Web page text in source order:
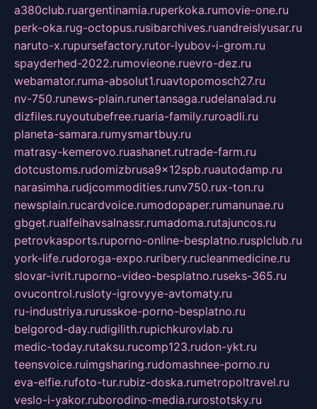
a380club.ruargentinamia.ruperkoka.rumovie-one.ru
perk-oka.rug-octopus.rusibarchives.ruandreislyusar.ru
naruto-x.rupursefactory.rutor-lyubov-i-grom.ru
spayderhed-2022.rumovieone.ruevro-dez.ru
webamator.ruma-absolut1.ruavtopomosch27.ru
nv-750.runews-plain.runertansaga.rudelanalad.ru
dizfiles.ruyoutubefree.ruaria-family.ruroadli.ru
planeta-samara.rumysmartbuy.ru
matrasy-kemerovo.ruashanet.rutrade-farm.ru
dotcustoms.rudomizbrusa9x12spb.ruautodamp.ru
narasimha.rudjcommodities.runv750.rux-ton.ru
newsplain.rucardvoice.rumodopaper.rumanunae.ru
gbget.rualfeihavsalnassr.rumadoma.rutajuncos.ru
petrovkasports.ruporno-online-besplatno.rusplclub.ru
york-life.rudoroga-expo.ruribery.rucleanmedicine.ru
slovar-ivrit.ruporno-video-besplatno.ruseks-365.ru
ovucontrol.rusloty-igrovyye-avtomaty.ru
ru-industriya.rurusskoe-porno-besplatno.ru
belgorod-day.rudigilith.rupichkurovlab.ru
medic-today.rutaksu.rucomp123.rudon-ykt.ru
teensvoice.ruimgsharing.rudomashnee-porno.ru
eva-elfie.rufoto-tur.rubiz-doska.rumetropoltravel.ru
veslo-i-yakor.ruborodino-media.rurostotsky.ru